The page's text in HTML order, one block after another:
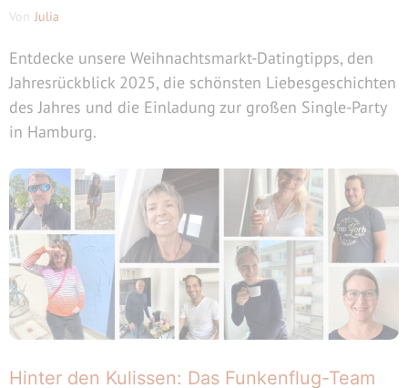
Von Julia
Entdecke unsere Weihnachtsmarkt-Datingtipps, den
Jahresrückblick 2025, die schönsten Liebesgeschichten
des Jahres und die Einladung zur großen Single-Party
in Hamburg.
Hinter den Kulissen: Das Funkenflug-Team